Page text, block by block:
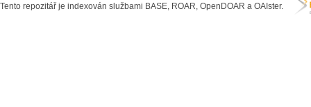
Tento repozitář je indexován službami BASE, ROAR, OpenDOAR a OAIster.